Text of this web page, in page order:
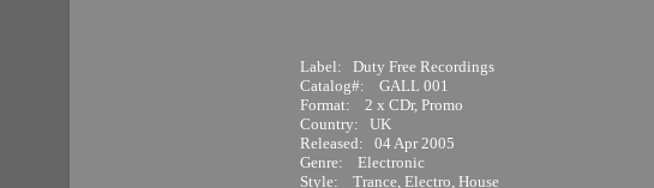
Label: Duty Free Recordings
Catalog#: GALL 001
Format: 2 x CDr, Promo
Country: UK
Released: 04 Apr 2005
Genre: Electronic
Style: Trance, Electro, House